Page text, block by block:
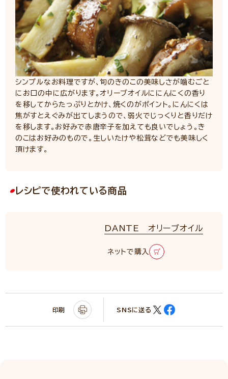
シンプルなお料理ですが、旬のきのこの美味しさが噛むごと
にお口の中に広がります。オリーブオイルににんにくの香り
を移してからたっぷりとかけ、焼くのがポイント。にんにくは
焦がすとえぐみが出てしまうので、弱火でじっくりと香りだけ
を移します。お好みで赤唐辛子を加えても良いでしょう。き
のこはお好みのもので。生しいたけや松茸などでも美味しく
頂けます。
レシピで使われている商品
DANTE オリーブオイル
ネットで購入
印刷 SNSに送る